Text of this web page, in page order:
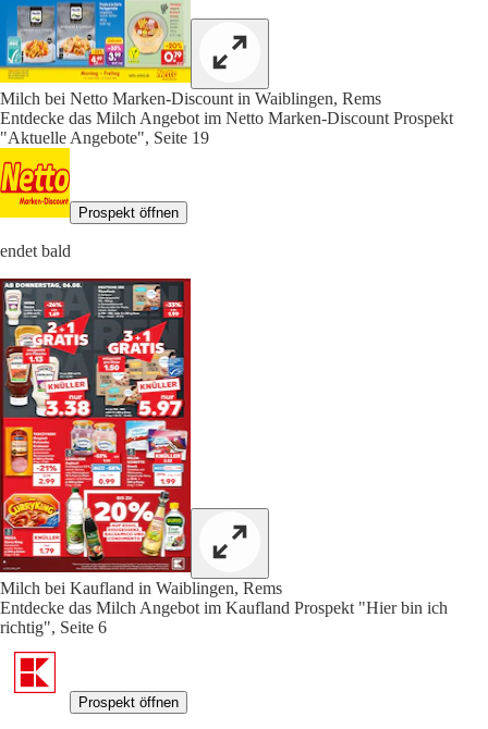
Milch bei Netto Marken-Discount in Waiblingen, Rems
Entdecke das Milch Angebot im Netto Marken-Discount Prospekt
"Aktuelle Angebote", Seite 19
Prospekt öffnen
endet bald
Milch bei Kaufland in Waiblingen, Rems
Entdecke das Milch Angebot im Kaufland Prospekt "Hier bin ich
richtig", Seite 6
Prospekt öffnen